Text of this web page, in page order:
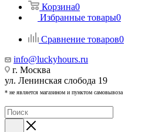
Корзина0
Избранные товары0
Сравнение товаров0
info@luckyhours.ru
г. Москва
ул. Ленинская слобода 19
* не является магазином и пунктом самовывоза